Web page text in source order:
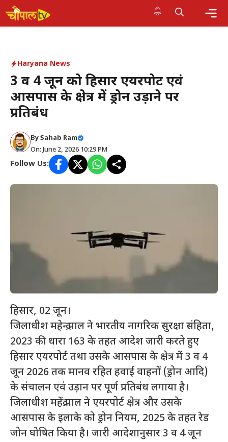
Skip
to
Haryana News
3 व 4 जून को हिसार एयरपोर्ट एवं
आसपास के क्षेत्र में ड्रोन उड़ाने पर
प्रतिबंध
By Sahab Ram
On: June 2, 2026 10:29 PM
Follow Us:
हिसार, 02 जून।
जिलाधीश महेन्द्र पाल ने भारतीय नागरिक सुरक्षा संहिता,
2023 की धारा 163 के तहत आदेश जारी करते हुए
हिसार एयरपोर्ट तथा उसके आसपास के क्षेत्र में 3 व 4
जून 2026 तक मानव रहित हवाई वाहनों (ड्रोन आदि)
के संचालन एवं उड़ान पर पूर्ण प्रतिबंध लगाया है।
जिलाधीश महेंद्र पाल ने एयरपोर्ट क्षेत्र और उसके
आसपास के इलाके को ड्रोन नियम, 2025 के तहत रेड
जोन घोषित किया है। जारी आदेशानुसार 3 व 4 जून